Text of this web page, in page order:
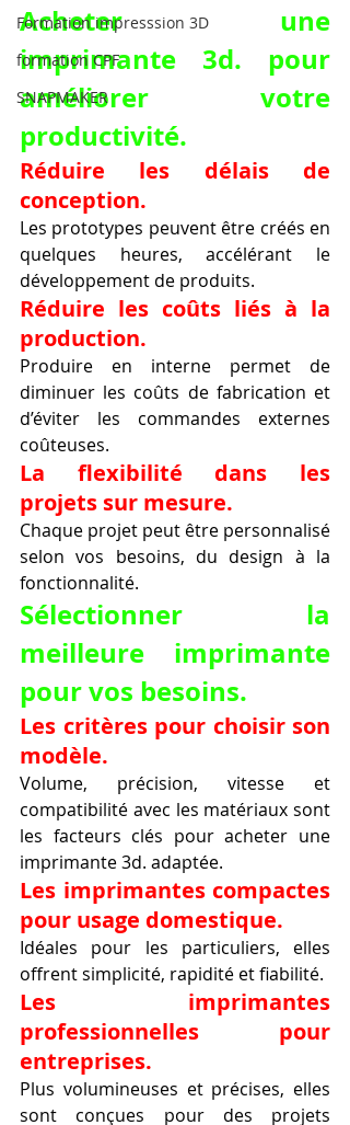
Formation impresssion 3D
formation CPF
SNAPMAKER
Acheter une
imprimante 3d. pour
améliorer votre
productivité.
Réduire les délais de
conception.
Les prototypes peuvent être créés en
quelques heures, accélérant le
développement de produits.
Réduire les coûts liés à la
production.
Produire en interne permet de
diminuer les coûts de fabrication et
d’éviter les commandes externes
coûteuses.
La flexibilité dans les
projets sur mesure.
Chaque projet peut être personnalisé
selon vos besoins, du design à la
fonctionnalité.
Sélectionner la
meilleure imprimante
pour vos besoins.
Les critères pour choisir son
modèle.
Volume, précision, vitesse et
compatibilité avec les matériaux sont
les facteurs clés pour acheter une
imprimante 3d. adaptée.
Les imprimantes compactes
pour usage domestique.
Idéales pour les particuliers, elles
offrent simplicité, rapidité et fiabilité.
Les imprimantes
professionnelles pour
entreprises.
Plus volumineuses et précises, elles
sont conçues pour des projets